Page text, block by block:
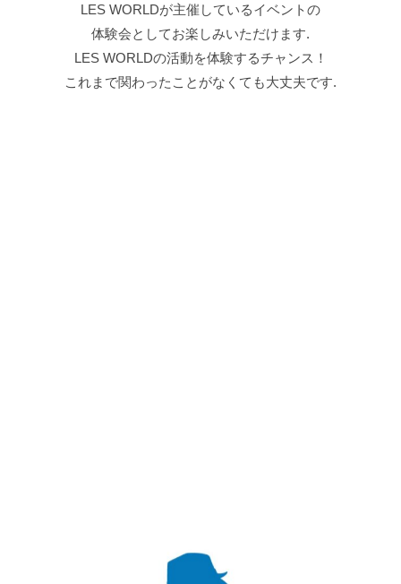
大学でHouse danceの振付師を経験し
LES WORLDでは主にダンスワークショップを
行なっています。現在は、大学院で英語教育と